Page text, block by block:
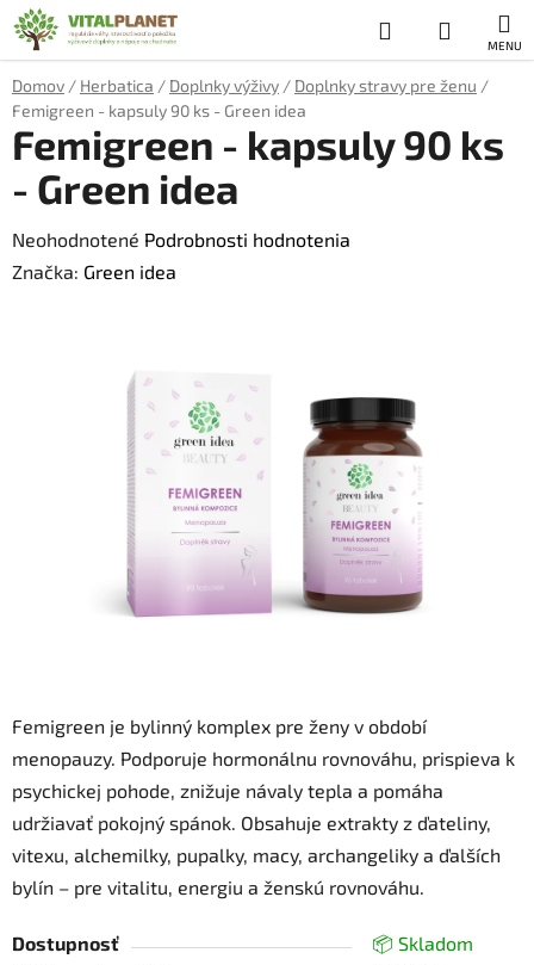
Prejsť
na
obsah
Hľadať
KOŠÍK
Domov / Herbatica / Doplnky výživy / Doplnky stravy pre ženu /
Femigreen - kapsuly 90 ks - Green idea
Femigreen je bylinný komplex pre ženy v období
menopauzy. Podporuje hormonálnu rovnováhu, prispieva k
psychickej pohode, znižuje návaly tepla a pomáha
udržiavať pokojný spánok. Obsahuje extrakty z ďateliny,
vitexu, alchemilky, pupalky, macy, archangeliky a ďalších
bylín – pre vitalitu, energiu a ženskú rovnováhu.
Dostupnosť
📦 Skladom
Femigreen - kapsuly 90 ks
- Green idea
Priemerné
hodnotenie
Neohodnotené Podrobnosti hodnotenia
Značka: Green idea